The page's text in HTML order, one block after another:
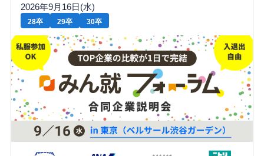
2026年9月16日(水)
28卒 29卒 30卒